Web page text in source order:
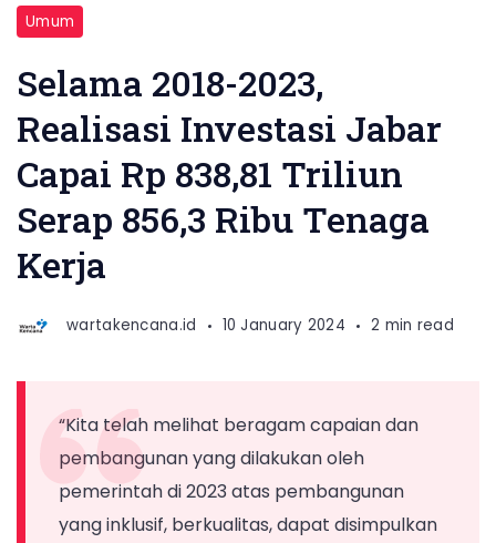
Umum
Selama 2018-2023,
Realisasi Investasi Jabar
Capai Rp 838,81 Triliun
Serap 856,3 Ribu Tenaga
Kerja
wartakencana.id 10 January 2024 2 min read
“Kita telah melihat beragam capaian dan
pembangunan yang dilakukan oleh
pemerintah di 2023 atas pembangunan
yang inklusif, berkualitas, dapat disimpulkan